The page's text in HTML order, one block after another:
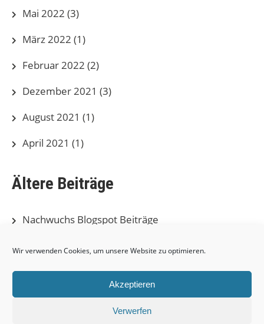
Wir verwenden Cookies, um unsere Website zu optimieren.
Akzeptieren
Verwerfen
Mai 2022 (3)
März 2022 (1)
Februar 2022 (2)
Dezember 2021 (3)
August 2021 (1)
April 2021 (1)
Ältere Beiträge
Nachwuchs Blogspot Beiträge
Herren Blogspot Beiträge